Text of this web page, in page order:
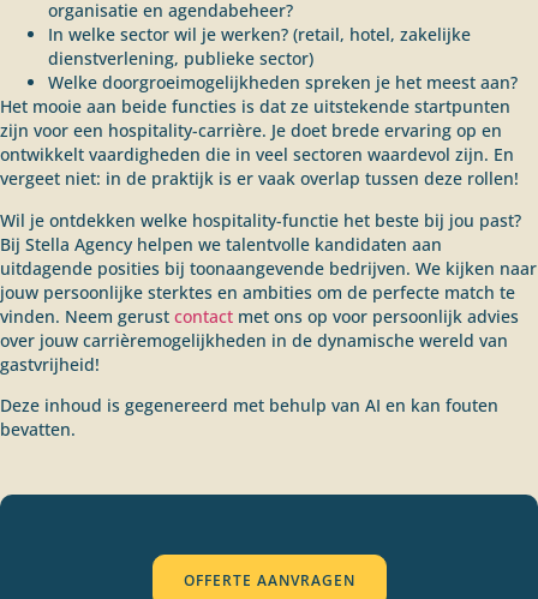
organisatie en agendabeheer?
In welke sector wil je werken? (retail, hotel, zakelijke
dienstverlening, publieke sector)
Welke doorgroeimogelijkheden spreken je het meest aan?
Het mooie aan beide functies is dat ze uitstekende startpunten
zijn voor een hospitality-carrière. Je doet brede ervaring op en
ontwikkelt vaardigheden die in veel sectoren waardevol zijn. En
vergeet niet: in de praktijk is er vaak overlap tussen deze rollen!
Wil je ontdekken welke hospitality-functie het beste bij jou past?
Bij Stella Agency helpen we talentvolle kandidaten aan
uitdagende posities bij toonaangevende bedrijven. We kijken naar
jouw persoonlijke sterktes en ambities om de perfecte match te
vinden. Neem gerust contact met ons op voor persoonlijk advies
over jouw carrièremogelijkheden in de dynamische wereld van
gastvrijheid!
Deze inhoud is gegenereerd met behulp van AI en kan fouten
bevatten.
OFFERTE AANVRAGEN